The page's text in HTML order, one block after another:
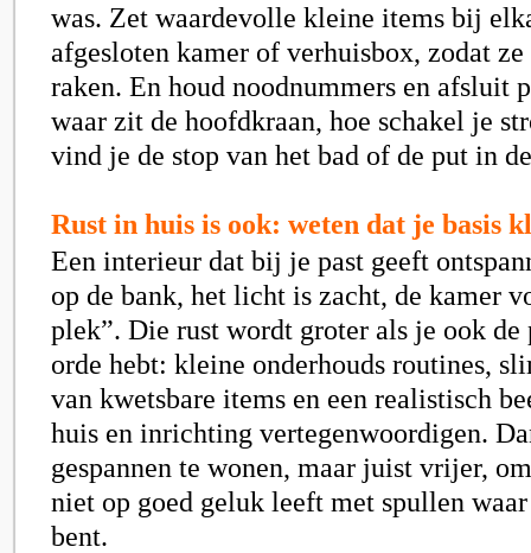
was. Zet waardevolle kleine items bij
afgesloten kamer of verhuisbox, zodat
raken. En houd noodnummers en afsluit
waar zit de hoofdkraan, hoe schakel je
vind je de stop van het bad of de put in
Rust in huis is ook: weten dat je basis
Een interieur dat bij je past geeft
op de bank, het licht is zacht, de kamer
plek”. Die rust wordt groter als je ook de
orde hebt: kleine onderhouds routines,
van kwetsbare items en een realistisch
huis en inrichting vertegenwoordigen.
gespannen te wonen, maar juist vrijer,
niet op goed geluk leeft met spullen
bent.